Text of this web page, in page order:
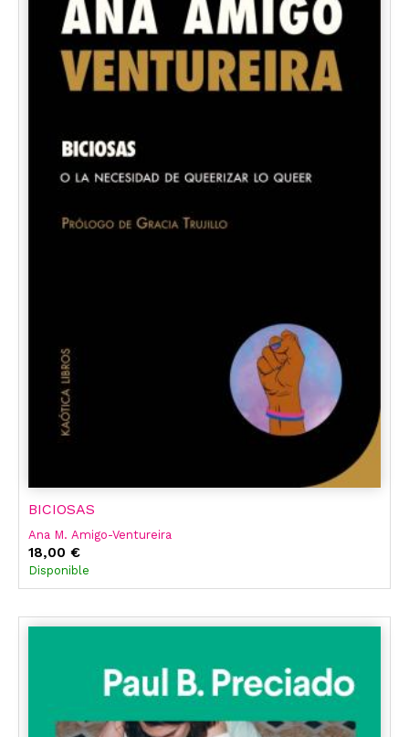
BICIOSAS
Ana M. Amigo-Ventureira
18,00 €
Disponible